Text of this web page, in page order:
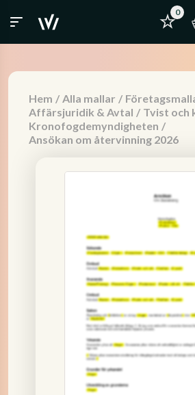
0
Hem / Alla mallar /
Affärsjuridik & Avtal / Tvist och
Kronofogdemyndigheten /
Ansökan om återvinning 2026